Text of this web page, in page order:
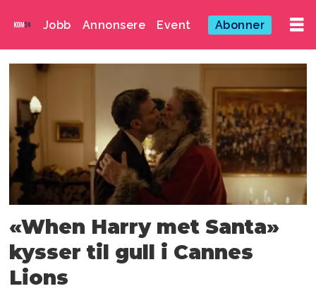
Jobb Annonsere Event Abonner
Emne:
posten
norge
«When Harry met Santa»
kysser til gull i Cannes
Lions